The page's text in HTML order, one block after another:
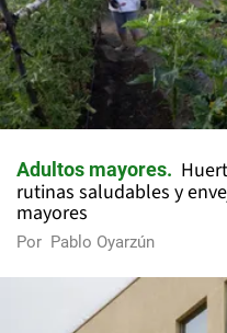
Adultos mayores
rutinas saludables y
mayores
Por Pablo Oyarzún